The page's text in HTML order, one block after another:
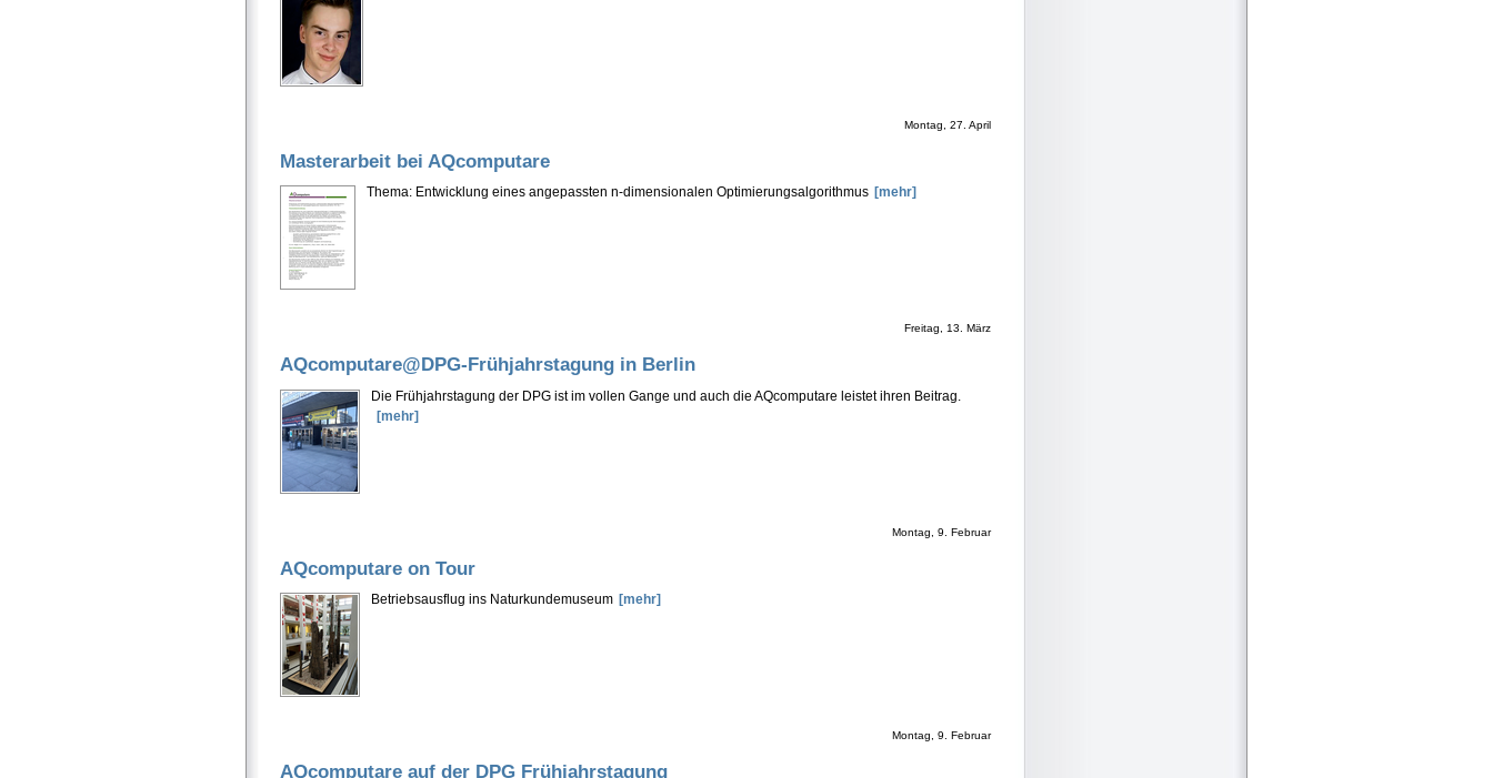
Montag, 27. April
Masterarbeit bei AQcomputare
Thema: Entwicklung eines angepassten n-dimensionalen Optimierungsalgorithmus [mehr]
Freitag, 13. März
AQcomputare@DPG-Frühjahrstagung in Berlin
Die Frühjahrstagung der DPG ist im vollen Gange und auch die AQcomputare leistet ihren Beitrag.
[mehr]
Montag, 9. Februar
AQcomputare on Tour
Betriebsausflug ins Naturkundemuseum [mehr]
Montag, 9. Februar
AQcomputare auf der DPG Frühjahrstagung